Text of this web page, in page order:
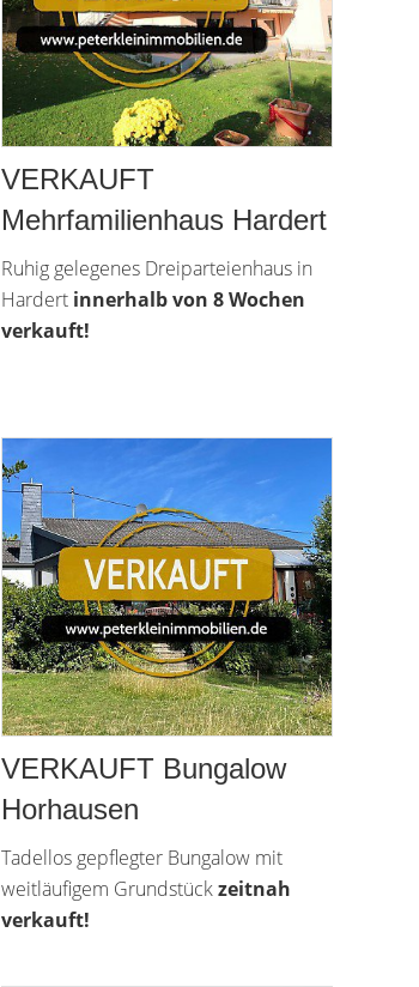
VERKAUFT
Mehrfamilienhaus Hardert
Ruhig gelegenes Dreiparteienhaus in
Hardert innerhalb von 8 Wochen
verkauft!
VERKAUFT Bungalow
Horhausen
Tadellos gepflegter Bungalow mit
weitläufigem Grundstückzeitnah
verkauft!